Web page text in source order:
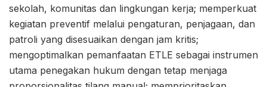
sekolah, komunitas dan lingkungan kerja; memperkuat
kegiatan preventif melalui pengaturan, penjagaan, dan
patroli yang disesuaikan dengan jam kritis;
mengoptimalkan pemanfaatan ETLE sebagai instrumen
utama penegakan hukum dengan tetap menjaga